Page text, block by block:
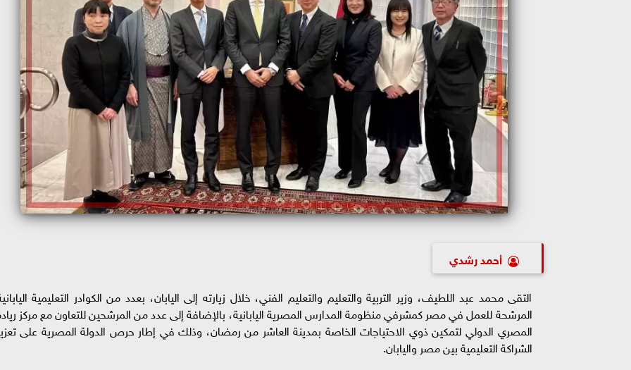
أحمد رشدي
التقى محمد عبد اللطيف، وزير التربية والتعليم والتعليم الفني، خلال زيارته إلى اليابان، بعدد من الكوادر التعليمية
المرشحة للعمل في مصر كمشرفي منظومة المدارس المصرية اليابانية، بالإضافة إلى عدد من المرشحين للتعاون مع مركز
المصري الدولي لتمكين ذوي الاحتياجات الخاصة بمدينة العاشر من رمضان، وذلك في إطار حرص الدولة المصرية على
الشراكة التعليمية بين مصر واليابان.